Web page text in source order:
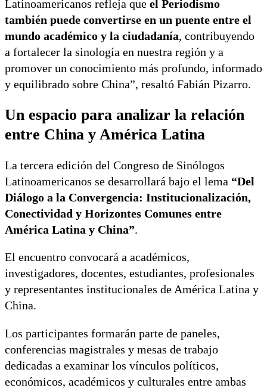
Latinoamericanos refleja que el Periodismo
también puede convertirse en un puente entre el
mundo académico y la ciudadanía, contribuyendo
a fortalecer la sinología en nuestra región y a
promover un conocimiento más profundo, informado
y equilibrado sobre China”, resaltó Fabián Pizarro.
Un espacio para analizar la relación
entre China y América Latina
La tercera edición del Congreso de Sinólogos
Latinoamericanos se desarrollará bajo el lema “Del
Diálogo a la Convergencia: Institucionalización,
Conectividad y Horizontes Comunes entre
América Latina y China”.
El encuentro convocará a académicos,
investigadores, docentes, estudiantes, profesionales
y representantes institucionales de América Latina y
China.
Los participantes formarán parte de paneles,
conferencias magistrales y mesas de trabajo
dedicadas a examinar los vínculos políticos,
económicos, académicos y culturales entre ambas